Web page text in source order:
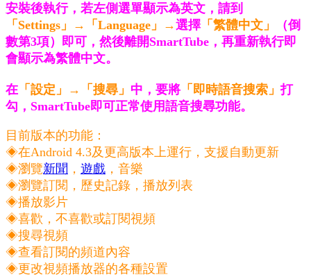
安裝後執行，若左側選單顯示為英文，請到
「Settings」→「Language」→選擇 「繁體中文」
（倒
數第3項）即可，然後離開SmartTube，再重新執行即
會顯示為繁體中文。
在 「設定」→「搜尋」 中，要將 「即時語音搜索」打
勾，SmartTube即可正常使用語音搜尋功能。
目前版本的功能：
◈在Android 4.3及更高版本上運行，支援自動更新
◈瀏覽新聞 ， 遊戲 ，音樂
◈瀏覽訂閱，歷史記錄，播放列表
◈播放影片
◈喜歡，不喜歡或訂閱視頻
◈搜尋視頻
◈查看訂閱的頻道內容
◈更改視頻播放器的各種設置